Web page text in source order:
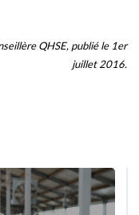
QHSE, publié le 1er
juillet 2016.